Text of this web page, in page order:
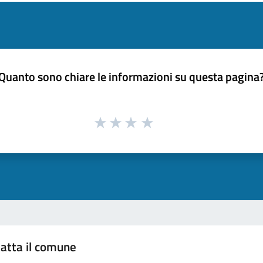
sono chiare le informazioni su questa
il comune